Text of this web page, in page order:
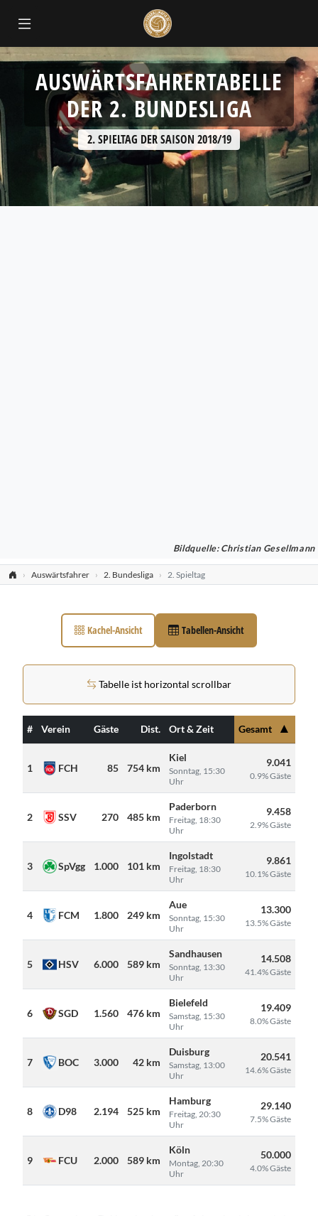
AUSWÄRTSFAHRERTABELLE
DER 2. BUNDESLIGA
2. SPIELTAG DER SAISON 2018/19
Bildquelle: Christian Gesellmann
Auswärtsfahrer 2. Bundesliga 2. Spieltag
Kachel-Ansicht Tabellen-Ansicht
Tabelle ist horizontal scrollbar
# Verein Gäste Dist. Ort & Zeit Gesamt ▲
1 FCH 85 754 km
Kiel
Sonntag, 15:30
Uhr
9.041
0.9% Gäste
2 SSV 270 485 km
Paderborn
Freitag, 18:30
Uhr
9.458
2.9% Gäste
3 SpVgg 1.000 101 km
Ingolstadt
Freitag, 18:30
Uhr
9.861
10.1% Gäste
4 FCM 1.800 249 km
Aue
Sonntag, 15:30
Uhr
13.300
13.5% Gäste
5 HSV 6.000 589 km
Sandhausen
Sonntag, 13:30
Uhr
14.508
41.4% Gäste
6 SGD 1.560 476 km
Bielefeld
Samstag, 15:30
Uhr
19.409
8.0% Gäste
7 BOC 3.000 42 km
Duisburg
Samstag, 13:00
Uhr
20.541
14.6% Gäste
8 D98 2.194 525 km
Hamburg
Freitag, 20:30
Uhr
29.140
7.5% Gäste
9 FCU 2.000 589 km
Köln
Montag, 20:30
Uhr
50.000
4.0% Gäste